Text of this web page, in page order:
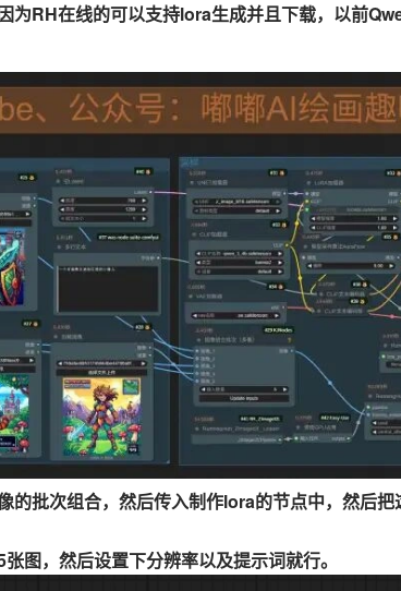
为RH在线的可以支持lora生成并且下载，以前
的批次组合，然后传入制作lora的节点中，然后
图，然后设置下分辨率以及提示词就行。